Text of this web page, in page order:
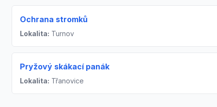
Ochrana stromků
Lokalita: Turnov
Pryžový skákací panák
Lokalita: Třanovice